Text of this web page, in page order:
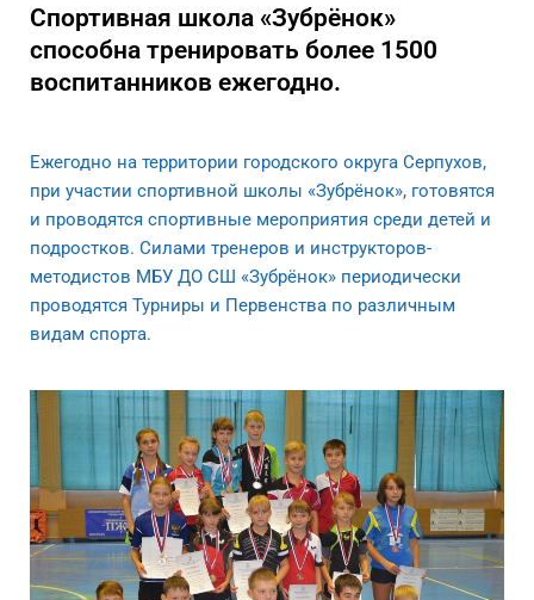
Спортивная школа «Зубрёнок»
способна тренировать более 1500
воспитанников ежегодно.
Ежегодно на территории городского округа Серпухов,
при участии спортивной школы «Зубрёнок», готовятся
и проводятся спортивные мероприятия среди детей и
подростков. Силами тренеров и инструкторов-
методистов МБУ ДО СШ «Зубрёнок» периодически
проводятся Турниры и Первенства по различным
видам спорта.